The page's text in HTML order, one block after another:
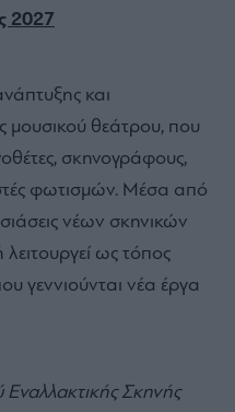
2027
και
μουσικού θεάτρου, που
σκηνογράφους,
φωτισμών. Μέσα από
νέων σκηνικών
ως τόπος
γεννιούνται νέα έργα
Σκηνής